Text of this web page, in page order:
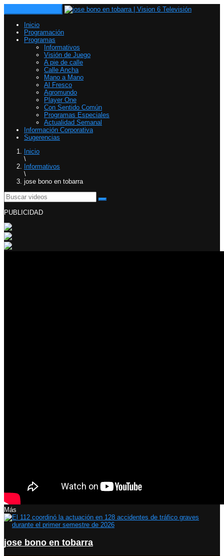
Inicio
Programación
Programas
Informativos
Visión de Juego
A pie de calle
Calle Ancha
Mano a Mano
Al Fresco
Agromundo
Player One
Con Sentido Común
Programas Especiales
Actualidad Semanal
Información Corporativa
Sugerencias
Inicio
\
Informativos
\
jose bono en tobarra
PUBLICIDAD
Más
jose bono en tobarra